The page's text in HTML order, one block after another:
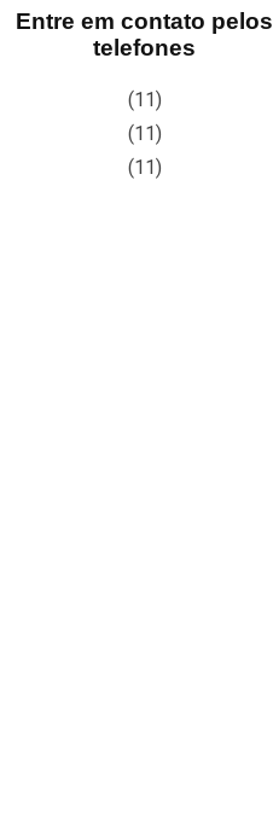
Entre em contato pelos
telefones
(11)
(11)
(11)